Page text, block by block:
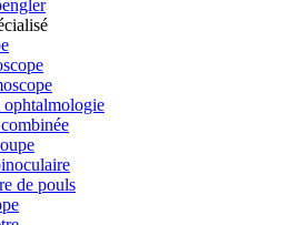
de pouls